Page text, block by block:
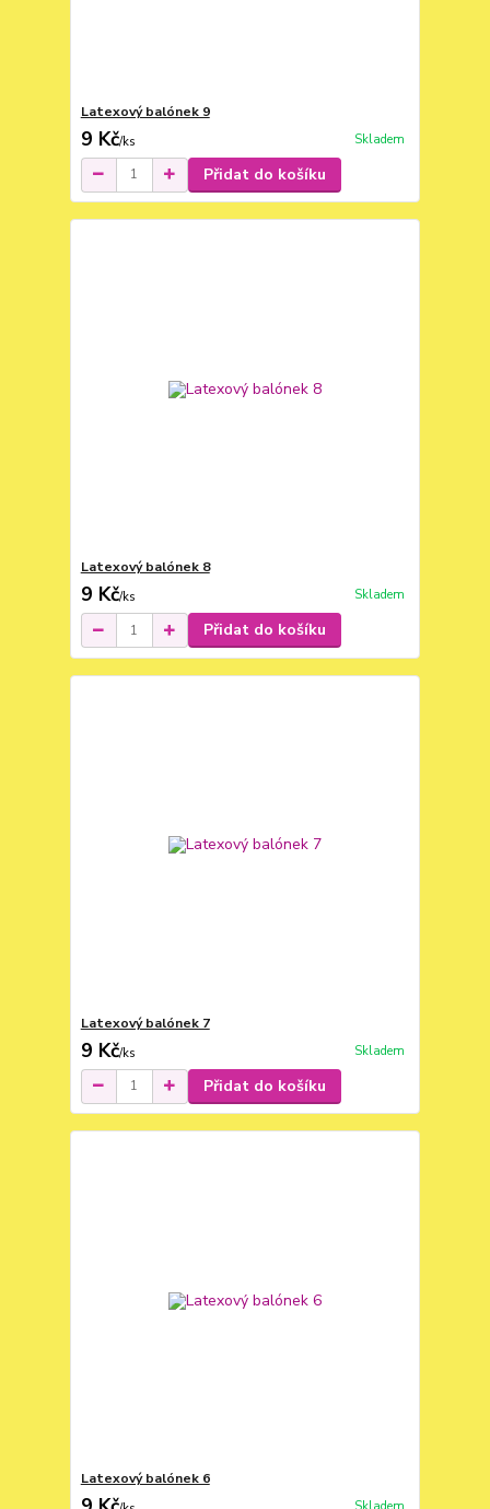
Latexový balónek 9
9 Kč/ks Skladem
Přidat do košíku
Latexový balónek 8
9 Kč/ks Skladem
Přidat do košíku
Latexový balónek 7
9 Kč/ks Skladem
Přidat do košíku
Latexový balónek 6